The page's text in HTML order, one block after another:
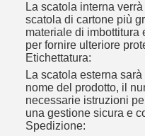
La scatola interna
scatola di cartone più
materiale di imbottitura
per fornire ulteriore
Etichettatura:
La scatola esterna
nome del prodotto, il
necessarie istruzioni
una gestione sicura e
Spedizione: